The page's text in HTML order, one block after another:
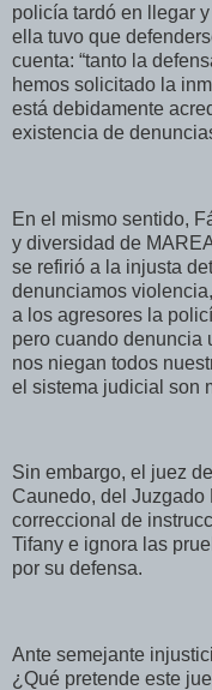
policía tardó en llegar
ella tuvo que
cuenta: “tanto la
hemos solicitado la
está debidamente
existencia de
En el mismo sentido,
y diversidad de
se refirió a la injusta
denunciamos
a los agresores la
pero cuando denuncia
nos niegan todos
el sistema judicial son
Sin embargo, el juez
Caunedo, del
correccional de
Tifany e ignora las
por su defensa.
Ante semejante
¿Qué pretende este